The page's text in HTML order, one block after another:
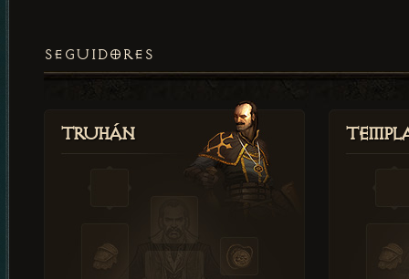
SEGUIDORES
Truhán